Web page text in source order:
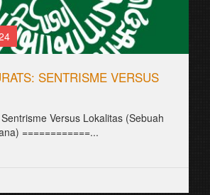
SENTRISME VERSUS
Versus Lokalitas (Sebuah
============...